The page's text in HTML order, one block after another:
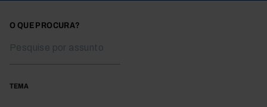
O QUE PROCURA?
TEMA